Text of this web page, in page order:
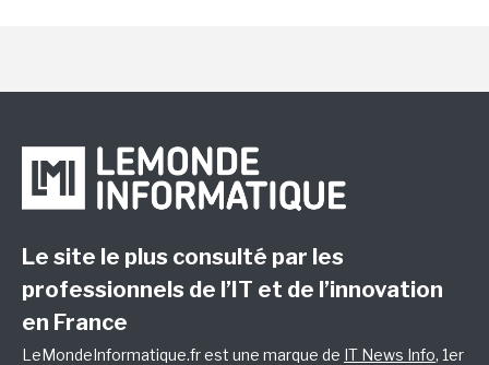
Le site le plus consulté par les
professionnels de l’IT et de l’innovation
en France
LeMondeInformatique.fr est une marque de IT News Info, 1er